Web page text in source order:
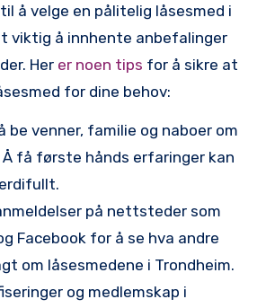
å velge en pålitelig låsesmed i
viktig å innhente anbefalinger⁤
Her er noen tips for å sikre at
for dine behov:
be venner, familie og naboer om
få første hånds erfaringer⁤ kan
på nettsteder⁣ som
Facebook for å se hva ⁤andre
om låsesmedene i Trondheim.
og medlemskap i